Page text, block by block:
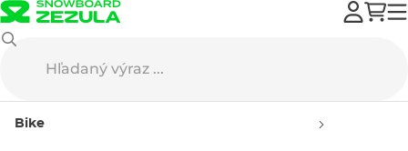
Bike
Obaly na surfy Creatures